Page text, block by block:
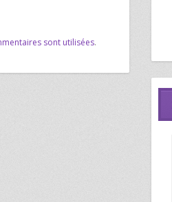
sont utilisées.